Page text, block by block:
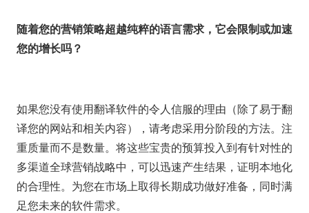
随着您的营销策略超越纯粹的语言需求，它会限制或加速
您的增长吗？
如果您没有使用翻译软件的令人信服的理由（除了易于翻
译您的网站和相关内容），请考虑采用分阶段的方法。注
重质量而不是数量。将这些宝贵的预算投入到有针对性的
多渠道全球营销战略中，可以迅速产生结果，证明本地化
的合理性。为您在市场上取得长期成功做好准备，同时满
足您未来的软件需求。